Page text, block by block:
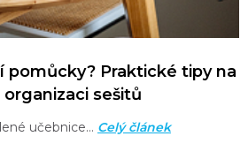
pomůcky? Praktické tipy na
sešitů
učebnice… Celý článek